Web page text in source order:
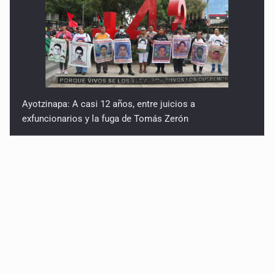
Ayotzinapa: A casi 12 años, entre juicios a
exfuncionarios y la fuga de Tomás Zerón